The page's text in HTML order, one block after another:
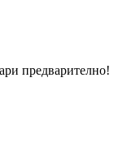
предварително!